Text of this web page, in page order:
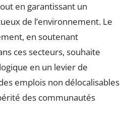
en garantissant un
de l’environnement. Le
en soutenant
ces secteurs, souhaite
en un levier de
emplois non délocalisables
des communautés